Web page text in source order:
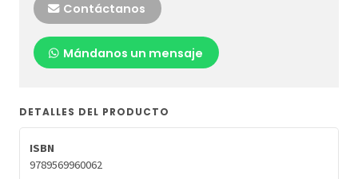
Contáctanos
Mándanos un mensaje
DETALLES DEL PRODUCTO
ISBN
9789569960062